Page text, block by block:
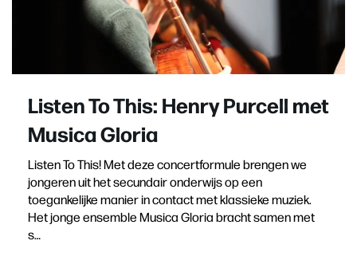
Listen To This: Henry Purcell met
Musica Gloria
Listen To This! Met deze concertformule brengen we
jongeren uit het secundair onderwijs op een
toegankelijke manier in contact met klassieke muziek.
Het jonge ensemble Musica Gloria bracht samen met
s…